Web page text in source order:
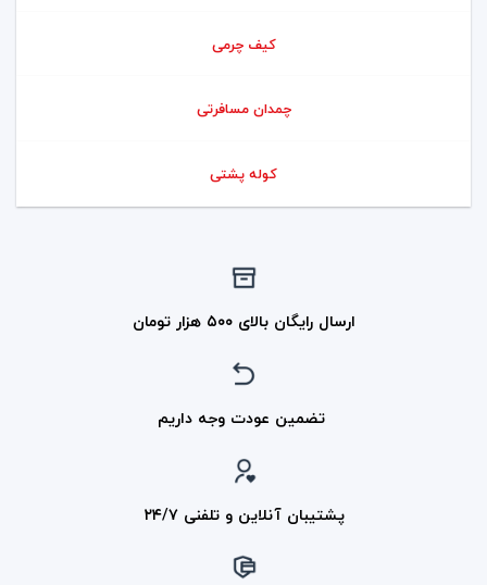
کیف چرمی
چمدان مسافرتی
کوله پشتی
ارسال رایگان بالای ۵۰۰ هزار تومان
تضمین عودت وجه داریم
پشتیبان آنلاین و تلفنی ۲۴/۷